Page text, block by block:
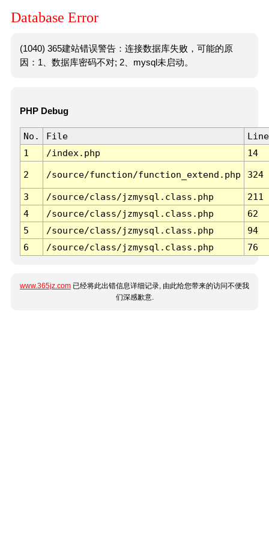
Database Error
(1040) 365建站错误警告：连接数据库失败，可能的原
因：1、数据库密码不对; 2、mysql未启动。
PHP Debug
No. File
Line
1
/index.php 14
2 /source/function/function_extend.php 324
3 /source/class/jzmysql.class.php
211
4
/source/class/jzmysql.class.php
62
5
/source/class/jzmysql.class.php
94
6
/source/class/jzmysql.class.php 76
www.365jz.com 已经将此出错信息详细记录, 由此给您带来的访问不便我
们深感歉意.